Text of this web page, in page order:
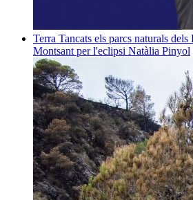
Terra Tancats els parcs naturals dels
Montsant per l'eclipsi Natàlia Pinyol